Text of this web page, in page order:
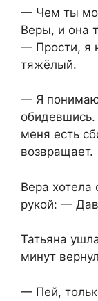
— Чем ты
Веры, и она
— Прости, я
тяжёлый.
— Я
меня есть
возвращает.
Вера хотела
рукой: —
Татьяна
минут
— Пей,